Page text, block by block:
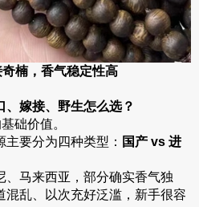
奇楠，香气稳定性高
嫁接、野生怎么选？
础价值。
要分为四种类型： 国产 vs 进
、马来西亚，部分确实香气独
混乱、以次充好泛滥，新手很容